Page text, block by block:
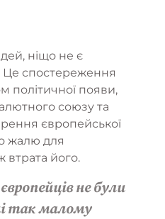
ніщо не є
Це спостереження
політичної появи,
союзу та
європейської
жалю для
втрата його.
не були
так малому